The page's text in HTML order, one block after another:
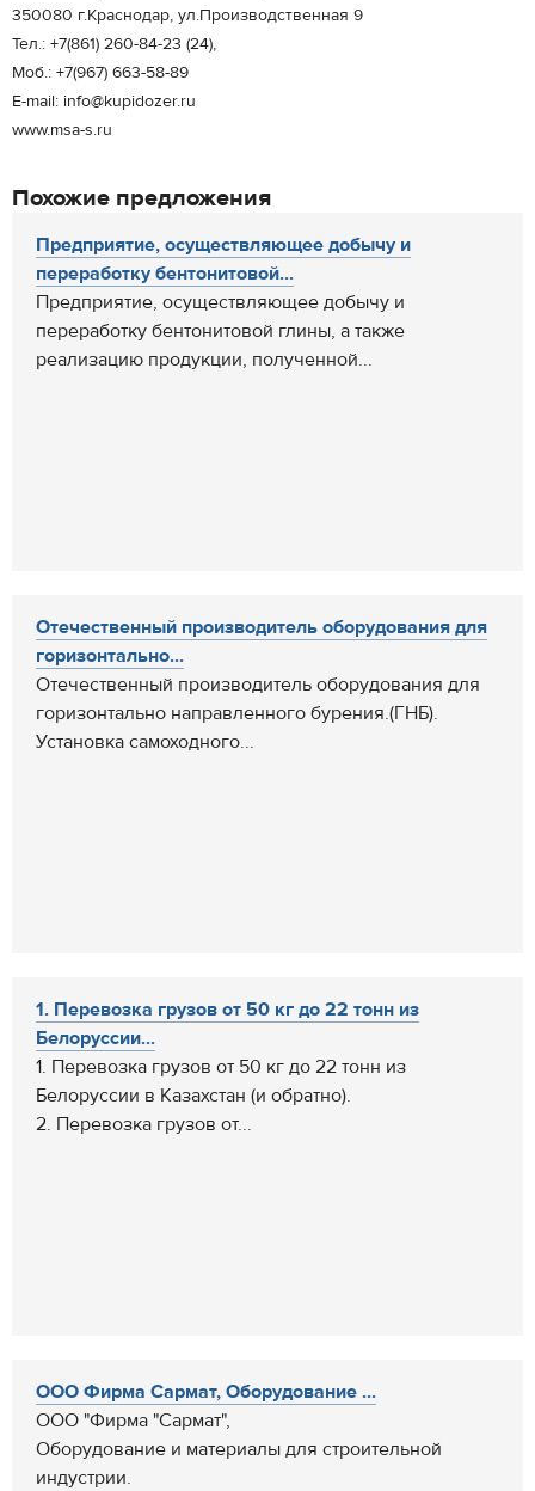
350080 г.Краснодар, ул.Производственная 9
Тел.: +7(861) 260-84-23 (24),
Моб.: +7(967) 663-58-89
E-mail: info@kupidozer.ru
www.msa-s.ru
Похожие предложения
Предприятие, осуществляющее добычу и
переработку бентонитовой...
Предприятие, осуществляющее добычу и
переработку бентонитовой глины, а также
реализацию продукции, полученной...
Отечественный производитель оборудования для
горизонтально...
Отечественный производитель оборудования для
горизонтально направленного бурения.(ГНБ).
Установка самоходного...
1. Перевозка грузов от 50 кг до 22 тонн из
Белоруссии...
1. Перевозка грузов от 50 кг до 22 тонн из
Белоруссии в Казахстан (и обратно).
2. Перевозка грузов от...
ООО Фирма Сармат, Оборудование ...
ООО "Фирма "Сармат",
Оборудование и материалы для строительной
индустрии.